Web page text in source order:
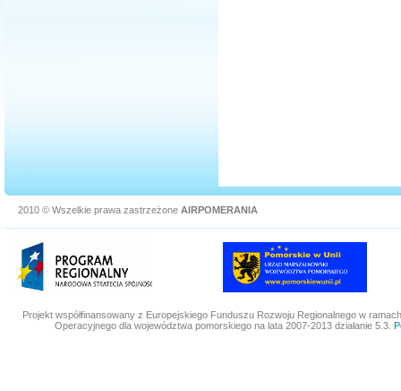
2010 © Wszelkie prawa zastrzeżone AIRPOMERANIA
Projekt współfinansowany z Europejskiego Funduszu Rozwoju Regionalnego w
Operacyjnego dla województwa pomorskiego na lata 2007-2013 działanie 5.3.